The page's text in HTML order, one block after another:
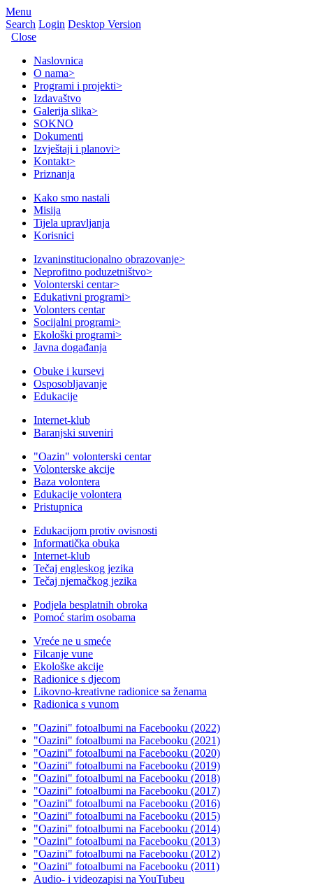
Menu
Search Login Desktop Version
Close
Naslovnica
O nama>
Programi i projekti>
Izdavaštvo
Galerija slika>
SOKNO
Dokumenti
Izvještaji i planovi>
Kontakt>
Priznanja
Kako smo nastali
Misija
Tijela upravljanja
Korisnici
Izvaninstitucionalno obrazovanje>
Neprofitno poduzetništvo>
Volonterski centar>
Edukativni programi>
Volonters centar
Socijalni programi>
Ekološki programi>
Javna događanja
Obuke i kursevi
Osposobljavanje
Edukacije
Internet-klub
Baranjski suveniri
"Oazin" volonterski centar
Volonterske akcije
Baza volontera
Edukacije volontera
Pristupnica
Edukacijom protiv ovisnosti
Informatička obuka
Internet-klub
Tečaj engleskog jezika
Tečaj njemačkog jezika
Podjela besplatnih obroka
Pomoć starim osobama
Vreće ne u smeće
Filcanje vune
Ekološke akcije
Radionice s djecom
Likovno-kreativne radionice sa ženama
Radionica s vunom
"Oazini" fotoalbumi na Facebooku (2022)
"Oazini" fotoalbumi na Facebooku (2021)
"Oazini" fotoalbumi na Facebooku (2020)
"Oazini" fotoalbumi na Facebooku (2019)
"Oazini" fotoalbumi na Facebooku (2018)
"Oazini" fotoalbumi na Facebooku (2017)
"Oazini" fotoalbumi na Facebooku (2016)
"Oazini" fotoalbumi na Facebooku (2015)
"Oazini" fotoalbumi na Facebooku (2014)
"Oazini" fotoalbumi na Facebooku (2013)
"Oazini" fotoalbumi na Facebooku (2012)
"Oazini" fotoalbumi na Facebooku (2011)
Audio- i videozapisi na YouTubeu